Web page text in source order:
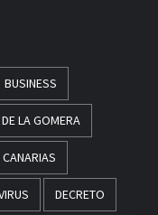
BUSINESS
LA GOMERA
CANARIAS
DECRETO